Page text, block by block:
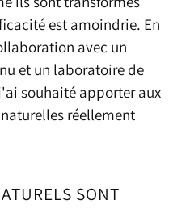
est amoindrie. En
avec un
et un laboratoire de
souhaité apporter aux
réellement
SONT